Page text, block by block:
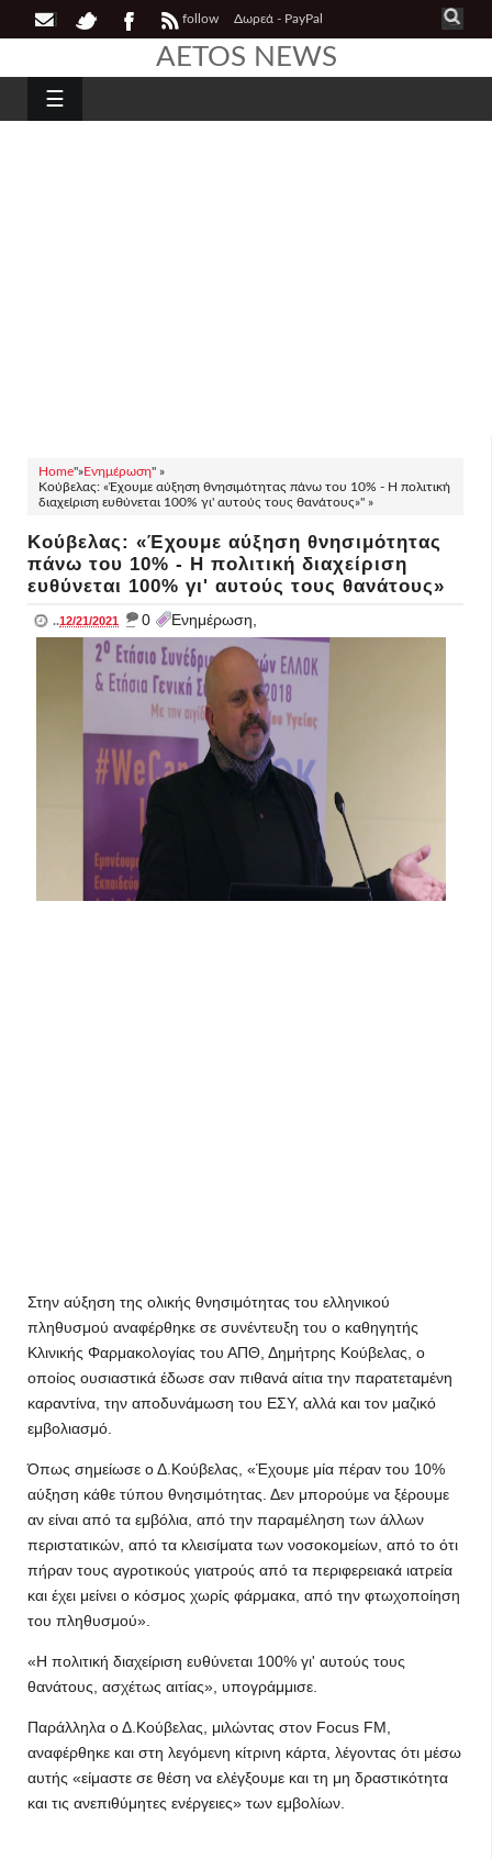
follow Δωρεά - PayPal
AETOS NEWS
☰
Home"»Ενημέρωση" »
Κούβελας: «Έχουμε αύξηση θνησιμότητας πάνω του 10% - Η πολιτική
διαχείριση ευθύνεται 100% γι' αυτούς τους θανάτους»" »
Κούβελας: «Έχουμε αύξηση θνησιμότητας
πάνω του 10% - Η πολιτική διαχείριση
ευθύνεται 100% γι' αυτούς τους θανάτους»
..12/21/2021 _ 0 Ενημέρωση,
Στην αύξηση της ολικής θνησιμότητας του ελληνικού
πληθυσμού αναφέρθηκε σε συνέντευξη του ο καθηγητής
Κλινικής Φαρμακολογίας του ΑΠΘ, Δημήτρης Κούβελας, ο
οποίος ουσιαστικά έδωσε σαν πιθανά αίτια την παρατεταμένη
καραντίνα, την αποδυνάμωση του ΕΣΥ, αλλά και τον μαζικό
εμβολιασμό.
Όπως σημείωσε ο Δ.Κούβελας, «Έχουμε μία πέραν του 10%
αύξηση κάθε τύπου θνησιμότητας. Δεν μπορούμε να ξέρουμε
αν είναι από τα εμβόλια, από την παραμέληση των άλλων
περιστατικών, από τα κλεισίματα των νοσοκομείων, από το ότι
πήραν τους αγροτικούς γιατρούς από τα περιφερειακά ιατρεία
και έχει μείνει ο κόσμος χωρίς φάρμακα, από την φτωχοποίηση
του πληθυσμού».
«Η πολιτική διαχείριση ευθύνεται 100% γι' αυτούς τους
θανάτους, ασχέτως αιτίας», υπογράμμισε.
Παράλληλα ο Δ.Κούβελας, μιλώντας στον Focus FM,
αναφέρθηκε και στη λεγόμενη κίτρινη κάρτα, λέγοντας ότι μέσω
αυτής «είμαστε σε θέση να ελέγξουμε και τη μη δραστικότητα
και τις ανεπιθύμητες ενέργειες» των εμβολίων.